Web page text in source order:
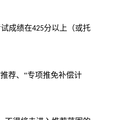
成绩在425分以上（或托
荐、“专项推免补偿计